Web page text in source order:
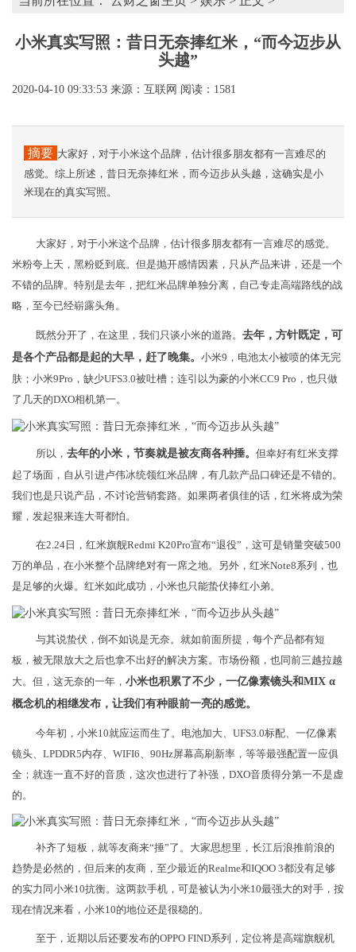
小米真实写照：昔日无奈捧红米，“而今迈步从
头越”
2020-04-10 09:33:53 来源：互联网 阅读：1581
摘要 大家好，对于小米这个品牌，估计很多朋友都有一言难尽的
感觉。综上所述，昔日无奈捧红米，而今迈步从头越，这确实是小
米现在的真实写照。
大家好，对于小米这个品牌，估计很多朋友都有一言难尽的感觉。
米粉夸上天，黑粉贬到底。但是抛开感情因素，只从产品来讲，还是一个
不错的品牌。特别是去年，把红米品牌单独分离，自己专走高端路线的战
略，至今已经崭露头角。
既然分开了，在这里，我们只谈小米的道路。 去年，方针既定，可
是各个产品都是起的大早，赶了晚集。 小米9，电池太小被喷的体无完
肤；小米9Pro，缺少UFS3.0被吐槽；连引以为豪的小米CC9 Pro，也只做
了几天的DXO相机第一。
所以， 去年的小米，节奏就是被友商各种捶。 但幸好有红米支撑
起了场面，自从引进卢伟冰统领红米品牌，有几款产品口碑还是不错的。
我们也是只说产品，不讨论营销套路。如果两者俱佳的话，红米将成为荣
耀，发起狠来连大哥都怕。
在2.24日，红米旗舰Redmi K20Pro宣布“退役”，这可是销量突破500
万的单品，在小米整个品牌绝对有一席之地。另外，红米Note8系列，也
是足够的火爆。红米如此成功，小米也只能蛰伏捧红小弟。
与其说蛰伏，倒不如说是无奈。就如前面所提，每个产品都有短
板，被无限放大之后也拿不出好的解决方案。市场份额，也同前三越拉越
大。但，这无奈的一年， 小米也积累了不少，一亿像素镜头和MIX α
概念机的相继发布，让我们有种眼前一亮的感觉。
今年初，小米10就应运而生了。电池加大、UFS3.0标配、一亿像素
镜头、LPDDR5内存、WIFI6、90Hz屏幕高刷新率，等等最强配置一应俱
全；就连一直不好的音质，这次也进行了补强，DXO音质得分第一不是虚
的。
补齐了短板，就等友商来“捶”了。大家思想里，长江后浪推前浪的
趋势是必然的，但后来的友商，至少最近的Realme和IQOO 3都没有足够
的实力同小米10抗衡。这两款手机，可是被认为小米10最强大的对手，按
现在情况来看，小米10的地位还是很稳的。
至于，近期以后还要发布的OPPO FIND系列，定位将是高端旗舰机